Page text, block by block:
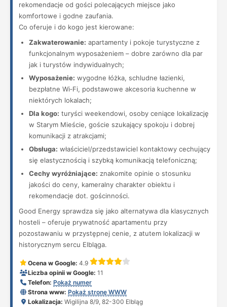
rekomendacje od gości polecających miejsce jako
komfortowe i godne zaufania.
Co oferuje i do kogo jest kierowane:
Zakwaterowanie: apartamenty i pokoje turystyczne z
funkcjonalnym wyposażeniem – dobre zarówno dla par
jak i turystów indywidualnych;
Wyposażenie: wygodne łóżka, schludne łazienki,
bezpłatne Wi‑Fi, podstawowe akcesoria kuchenne w
niektórych lokalach;
Dla kogo: turyści weekendowi, osoby ceniące lokalizację
w Starym Mieście, goście szukający spokoju i dobrej
komunikacji z atrakcjami;
Obsługa: właściciel/przedstawiciel kontaktowy cechujący
się elastycznością i szybką komunikacją telefoniczną;
Cechy wyróżniające: znakomite opinie o stosunku
jakości do ceny, kameralny charakter obiektu i
rekomendacje dot. gościnności.
Good Energy sprawdza się jako alternatywa dla klasycznych
hosteli – oferuje prywatność apartamentu przy
pozostawaniu w przystępnej cenie, z atutem lokalizacji w
historycznym sercu Elbląga.
Ocena w Google: 4.9
Liczba opinii w Google: 11
Telefon: Pokaż numer
Strona www: Pokaż stronę WWW
Lokalizacja: Wigilijna 8/9, 82-300 Elbląg